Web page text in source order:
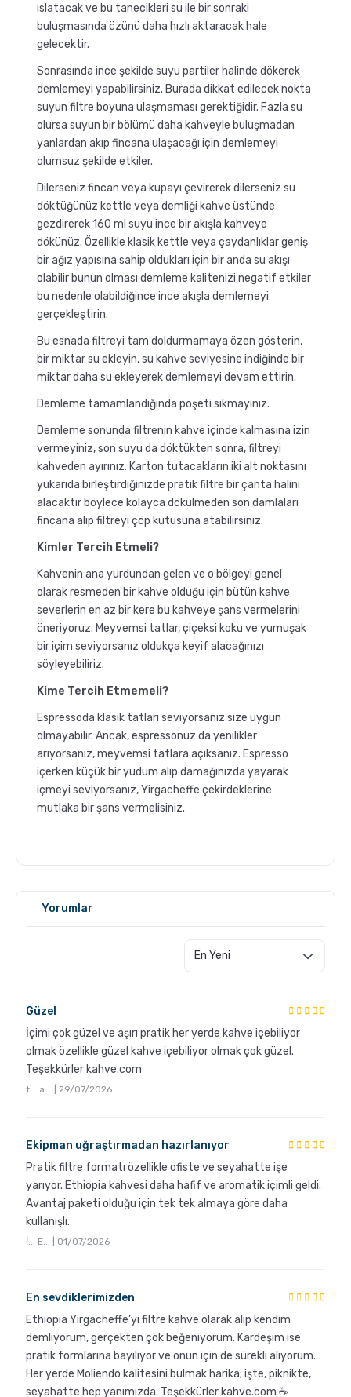
ıslatacak ve bu tanecikleri su ile bir sonraki
buluşmasında özünü daha hızlı aktaracak hale
gelecektir.
Sonrasında ince şekilde suyu partiler halinde dökerek
demlemeyi yapabilirsiniz. Burada dikkat edilecek nokta
suyun filtre boyuna ulaşmaması gerektiğidir. Fazla su
olursa suyun bir bölümü daha kahveyle buluşmadan
yanlardan akıp fincana ulaşacağı için demlemeyi
olumsuz şekilde etkiler.
Dilerseniz fincan veya kupayı çevirerek dilerseniz su
döktüğünüz kettle veya demliği kahve üstünde
gezdirerek 160 ml suyu ince bir akışla kahveye
dökünüz. Özellikle klasik kettle veya çaydanlıklar geniş
bir ağız yapısına sahip oldukları için bir anda su akışı
olabilir bunun olması demleme kalitenizi negatif etkiler
bu nedenle olabildiğince ince akışla demlemeyi
gerçekleştirin.
Bu esnada filtreyi tam doldurmamaya özen gösterin,
bir miktar su ekleyin, su kahve seviyesine indiğinde bir
miktar daha su ekleyerek demlemeyi devam ettirin.
Demleme tamamlandığında poşeti sıkmayınız.
Demleme sonunda filtrenin kahve içinde kalmasına izin
vermeyiniz, son suyu da döktükten sonra, filtreyi
kahveden ayırınız. Karton tutacakların iki alt noktasını
yukarıda birleştirdiğinizde pratik filtre bir çanta halini
alacaktır böylece kolayca dökülmeden son damlaları
fincana alıp filtreyi çöp kutusuna atabilirsiniz.
Kimler Tercih Etmeli?
Kahvenin ana yurdundan gelen ve o bölgeyi genel
olarak resmeden bir kahve olduğu için bütün kahve
severlerin en az bir kere bu kahveye şans vermelerini
öneriyoruz. Meyvemsi tatlar, çiçeksi koku ve yumuşak
bir içim seviyorsanız oldukça keyif alacağınızı
söyleyebiliriz.
Kime Tercih Etmemeli?
Espressoda klasik tatları seviyorsanız size uygun
olmayabilir. Ancak, espressonuz da yenilikler
arıyorsanız, meyvemsi tatlara açıksanız. Espresso
içerken küçük bir yudum alıp damağınızda yayarak
içmeyi seviyorsanız, Yirgacheffe çekirdeklerine
mutlaka bir şans vermelisiniz.
Grosche Aberdeen Tritan Demlik Nasıl Temizlenir?
Yorumlar
Güzel
İçimi çok güzel ve aşırı pratik her yerde kahve içebiliyor
olmak özellikle güzel kahve içebiliyor olmak çok güzel.
Teşekkürler kahve.com
t... a... | 29/07/2026
Ekipman uğraştırmadan hazırlanıyor
Pratik filtre formatı özellikle ofiste ve seyahatte işe
yarıyor. Ethiopia kahvesi daha hafif ve aromatik içimli geldi.
Avantaj paketi olduğu için tek tek almaya göre daha
kullanışlı.
İ... E... | 01/07/2026
En sevdiklerimizden
Ethiopia Yirgacheffe’yi filtre kahve olarak alıp kendim
demliyorum, gerçekten çok beğeniyorum. Kardeşim ise
pratik formlarına bayılıyor ve onun için de sürekli alıyorum.
Her yerde Moliendo kalitesini bulmak harika; işte, piknikte,
seyahatte hep yanımızda. Teşekkürler kahve.com ☕